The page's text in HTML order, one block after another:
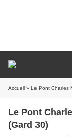
Accueil » Le Pont Charles
Le Pont
(Gard 30)